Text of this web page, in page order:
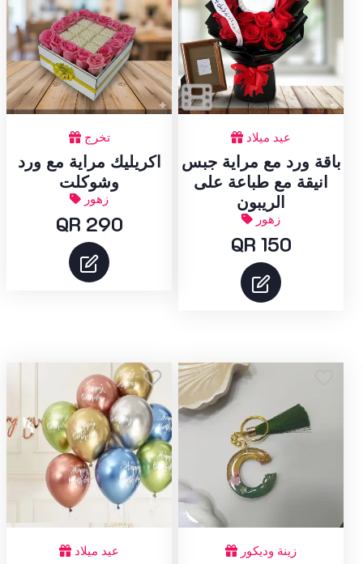
تخرج
اكريليك مراية مع ورد
وشوكلت
زهور
QR 290
عيد ميلاد
باقة ورد مع مراية جبس
انيقة مع طباعة على
الريبون
زهور
QR 150
عيد ميلاد زينة وديكور